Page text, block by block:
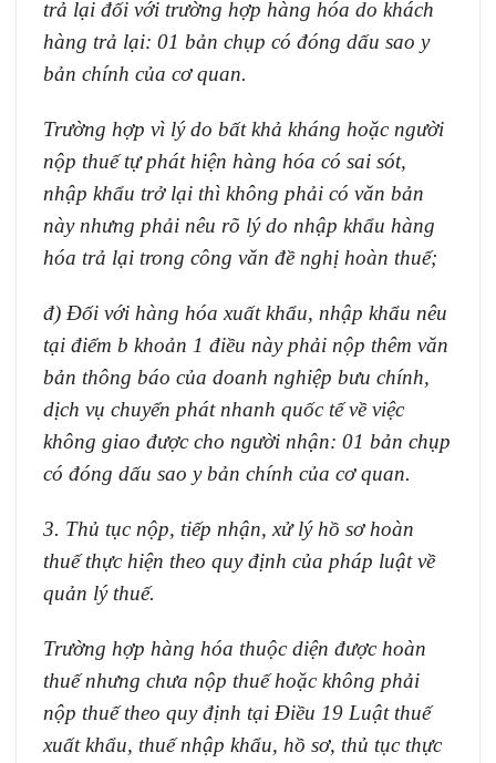
trả lại đối với trường hợp hàng hóa do khách
hàng trả lại: 01 bản chụp có đóng dấu sao y
bản chính của cơ quan.
Trường hợp vì lý do bất khả kháng hoặc người
nộp thuế tự phát hiện hàng hóa có sai sót,
nhập khẩu trở lại thì không phải có văn bản
này nhưng phải nêu rõ lý do nhập khẩu hàng
hóa trả lại trong công văn đề nghị hoàn thuế;
đ) Đối với hàng hóa xuất khẩu, nhập khẩu nêu
tại điểm b khoản 1 điều này phải nộp thêm văn
bản thông báo của doanh nghiệp bưu chính,
dịch vụ chuyển phát nhanh quốc tế về việc
không giao được cho người nhận: 01 bản chụp
có đóng dấu sao y bản chính của cơ quan.
3. Thủ tục nộp, tiếp nhận, xử lý hồ sơ hoàn
thuế thực hiện theo quy định của pháp luật về
quản lý thuế.
Trường hợp hàng hóa thuộc diện được hoàn
thuế nhưng chưa nộp thuế hoặc không phải
nộp thuế theo quy định tại Điều 19 Luật thuế
xuất khẩu, thuế nhập khẩu, hồ sơ, thủ tục thực